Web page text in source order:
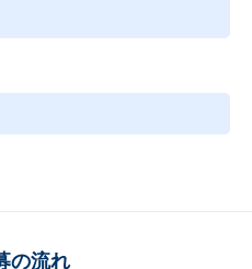
の流れ